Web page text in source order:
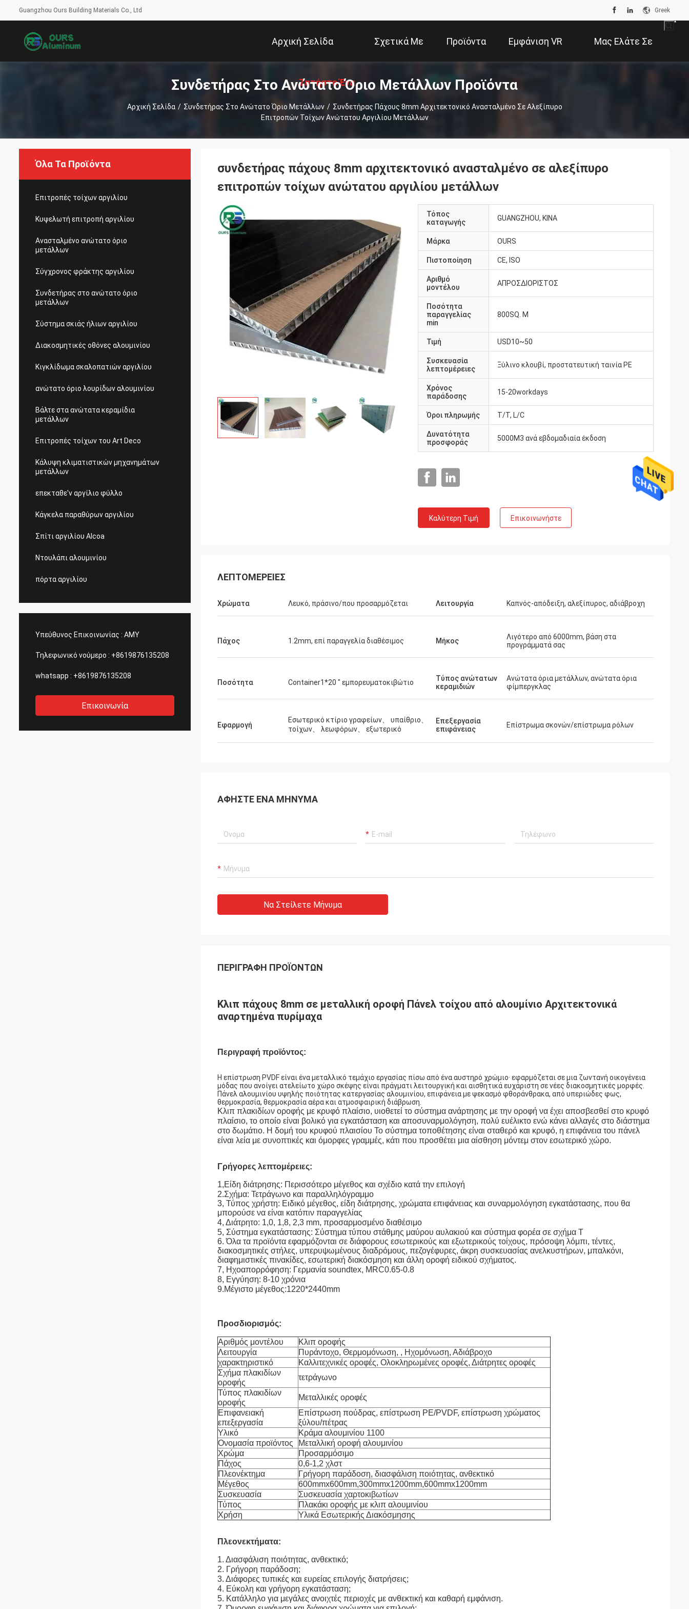
Guangzhou Ours Building Materials Co., Ltd Greek
Αρχική Σελίδα Σχετικά Με
Εμάς
Προϊόντα Εμφάνιση VR Μας Ελάτε Σε
Επαφή Με
Ζητήστε Ένα
Απόσπασμα
Συνδετήρας Στο Ανώτατο Όριο Μετάλλων Προϊόντα
Αρχική Σελίδα / Συνδετήρας Στο Ανώτατο Όριο Μετάλλων / Συνδετήρας Πάχους 8mm Αρχιτεκτονικό Ανασταλμένο Σε Αλεξίπυρο
Επιτροπών Τοίχων Ανώτατου Αργιλίου Μετάλλων
Όλα Τα Προϊόντα
Επιτροπές τοίχων αργιλίου
Κυψελωτή επιτροπή αργιλίου
Ανασταλμένο ανώτατο όριο
μετάλλων
Σύγχρονος φράκτης αργιλίου
Συνδετήρας στο ανώτατο όριο
μετάλλων
Σύστημα σκιάς ήλιων αργιλίου
Διακοσμητικές οθόνες αλουμινίου
Κιγκλίδωμα σκαλοπατιών αργιλίου
ανώτατο όριο λουρίδων αλουμινίου
Βάλτε στα ανώτατα κεραμίδια
μετάλλων
Επιτροπές τοίχων του Art Deco
Κάλυψη κλιματιστικών μηχανημάτων
μετάλλων
επεκταθε'ν αργίλιο φύλλο
Κάγκελα παραθύρων αργιλίου
Σπίτι αργιλίου Alcoa
Ντουλάπι αλουμινίου
πόρτα αργιλίου
Υπεύθυνος Επικοινωνίας : AMY
Τηλεφωνικό νούμερο : +8619876135208
whatsapp : +8619876135208
Επικοινωνία
συνδετήρας πάχους 8mm αρχιτεκτονικό ανασταλμένο σε αλεξίπυρο
επιτροπών τοίχων ανώτατου αργιλίου μετάλλων
Τόπος
καταγωγής
GUANGZHOU, ΚΙΝΑ
Μάρκα OURS
Πιστοποίηση CE, ISO
Αριθμό
μοντέλου
ΑΠΡΟΣΔΙΟΡΙΣΤΟΣ
Ποσότητα
παραγγελίας
min
800SQ. Μ
Τιμή USD10~50
Συσκευασία
λεπτομέρειες
Ξύλινο κλουβί, προστατευτική ταινία PE
Χρόνος
παράδοσης
15-20workdays
Όροι πληρωμής T/T, L/C
Δυνατότητα
προσφοράς
5000M3 ανά εβδομαδιαία έκδοση
Καλύτερη Τιμή Επικοινωνήστε
ΛΕΠΤΟΜΈΡΕΙΕΣ
Χρώματα Λευκό, πράσινο/που προσαρμόζεται Λειτουργία Καπνός-απόδειξη, αλεξίπυρος, αδιάβροχη
Πάχος 1.2mm, επί παραγγελία διαθέσιμος Μήκος
Λιγότερο από 6000mm, βάση στα
προγράμματά σας
Ποσότητα Container1*20 " εμπορευματοκιβώτιο
Τύπος ανώτατων
κεραμιδιών
Ανώτατα όρια μετάλλων, ανώτατα όρια
φίμπεργκλας
Εφαρμογή
Εσωτερικό κτίριο γραφείων、 υπαίθριο、
τοίχων、 λεωφόρων、 εξωτερικό
Επεξεργασία
επιφάνειας
Επίστρωμα σκονών/επίστρωμα ρόλων
ΑΦΉΣΤΕ ΈΝΑ ΜΉΝΥΜΑ
Να Στείλετε Μήνυμα
ΠΕΡΙΓΡΑΦΉ ΠΡΟΪΌΝΤΩΝ
Κλιπ πάχους 8mm σε μεταλλική οροφή Πάνελ τοίχου από αλουμίνιο Αρχιτεκτονικά
αναρτημένα πυρίμαχα
Περιγραφή προϊόντος:
Η επίστρωση PVDF είναι ένα μεταλλικό τεμάχιο εργασίας πίσω από ένα αυστηρό χρώμιο· εφαρμόζεται σε μια ζωντανή οικογένεια
μόδας που ανοίγει ατελείωτο χώρο σκέψης είναι πράγματι λειτουργική και αισθητικά ευχάριστη σε νέες διακοσμητικές μορφές.
Πάνελ αλουμινίου υψηλής ποιότητας κατεργασίας αλουμινίου, επιφάνεια με ψεκασμό φθοράνθρακα, από υπεριώδες φως,
θερμοκρασία, θερμοκρασία αέρα και ατμοσφαιρική διάβρωση.
Κλιπ πλακιδίων οροφής με κρυφό πλαίσιο, υιοθετεί το σύστημα ανάρτησης με την οροφή να έχει αποσβεσθεί στο κρυφό
πλαίσιο, το οποίο είναι βολικό για εγκατάσταση και αποσυναρμολόγηση, πολύ ευέλικτο ενώ κάνει αλλαγές στο διάστημα
στο δωμάτιο. Η δομή του κρυφού πλαισίου Το σύστημα τοποθέτησης είναι σταθερό και κρυφό, η επιφάνεια του πάνελ
είναι λεία με συνοπτικές και όμορφες γραμμές, κάτι που προσθέτει μια αίσθηση μόντεμ στον εσωτερικό χώρο.
Γρήγορες λεπτομέρειες:
1,Είδη διάτρησης: Περισσότερο μέγεθος και σχέδιο κατά την επιλογή
2.Σχήμα: Τετράγωνο και παραλληλόγραμμο
3, Τύπος χρήστη: Ειδικό μέγεθος, είδη διάτρησης, χρώματα επιφάνειας και συναρμολόγηση εγκατάστασης, που θα
μπορούσε να είναι κατόπιν παραγγελίας
4, Διάτρητο: 1,0, 1,8, 2,3 mm, προσαρμοσμένο διαθέσιμο
5, Σύστημα εγκατάστασης: Σύστημα τύπου στάθμης μαύρου αυλακιού και σύστημα φορέα σε σχήμα Τ
6. Όλα τα προϊόντα εφαρμόζονται σε διάφορους εσωτερικούς και εξωτερικούς τοίχους, πρόσοψη λόμπι, τέντες,
διακοσμητικές στήλες, υπερυψωμένους διαδρόμους, πεζογέφυρες, άκρη συσκευασίας ανελκυστήρων, μπαλκόνι,
διαφημιστικές πινακίδες, εσωτερική διακόσμηση και άλλη οροφή ειδικού σχήματος.
7, Ηχοαπορρόφηση: Γερμανία soundtex, MRC0.65-0.8
8, Εγγύηση: 8-10 χρόνια
9.Μέγιστο μέγεθος:1220*2440mm
Προσδιορισμός:
Αριθμός μοντέλου
Κλιπ οροφής
Λειτουργία
Πυράντοχο, Θερμομόνωση, , Ηχομόνωση, Αδιάβροχο
χαρακτηριστικό
Καλλιτεχνικές οροφές, Ολοκληρωμένες οροφές, Διάτρητες οροφές
Σχήμα πλακιδίων
οροφής
τετράγωνο
Τύπος πλακιδίων
οροφής
Μεταλλικές οροφές
Επιφανειακή
επεξεργασία
Επίστρωση πούδρας, επίστρωση PE/PVDF, επίστρωση χρώματος
ξύλου/πέτρας
Υλικό
Κράμα αλουμινίου 1100
Ονομασία προϊόντος
Μεταλλική οροφή αλουμινίου
Χρώμα
Προσαρμόσιμο
Πάχος
0,6-1,2 χλστ
Πλεονέκτημα
Γρήγορη παράδοση, διασφάλιση ποιότητας, ανθεκτικό
Μέγεθος
600mmx600mm,300mmx1200mm,600mmx1200mm
Συσκευασία
Συσκευασία χαρτοκιβωτίων
Τύπος
Πλακάκι οροφής με κλιπ αλουμινίου
Χρήση
Υλικά Εσωτερικής Διακόσμησης
Πλεονεκτήματα:
1. Διασφάλιση ποιότητας, ανθεκτικό;
2. Γρήγορη παράδοση;
3. Διάφορες τυπικές και ευρείας επιλογής διατρήσεις;
4. Εύκολη και γρήγορη εγκατάσταση;
5. Κατάλληλο για μεγάλες ανοιχτές περιοχές με ανθεκτική και καθαρή εμφάνιση.